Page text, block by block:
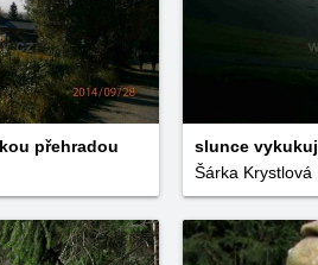
přehradou
slunce
Šárka Krystlová